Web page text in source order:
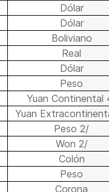
Dólar
Dólar
Boliviano
Real
Dólar
Peso
Yuan Continental
Yuan
Peso 2/
Won 2/
Colón
Peso
Corona